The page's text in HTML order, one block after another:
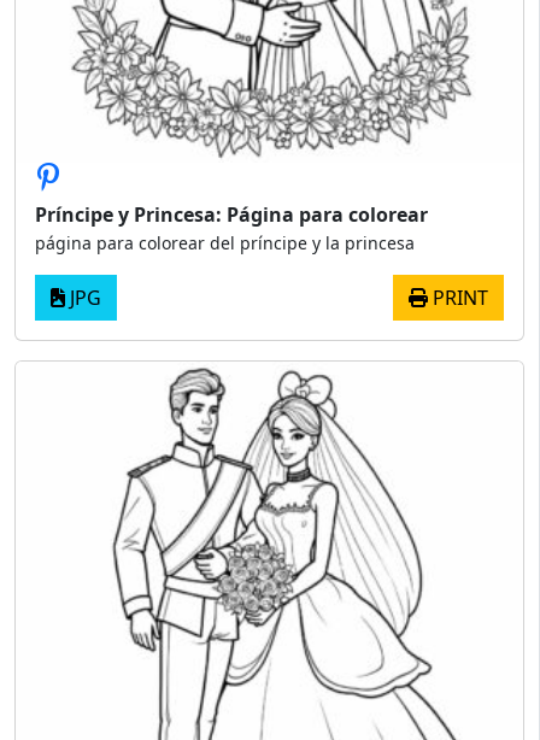
Príncipe y Princesa: Página para colorear
página para colorear del príncipe y la princesa
JPG PRINT